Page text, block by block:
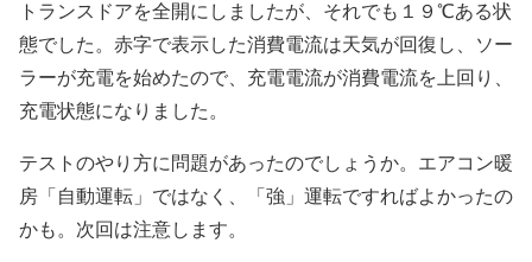
トランスドアを全開にしましたが、それでも１９℃ある状
態でした。赤字で表示した消費電流は天気が回復し、ソー
ラーが充電を始めたので、充電電流が消費電流を上回り、
充電状態になりました。
テストのやり方に問題があったのでしょうか。エアコン暖
房「自動運転」ではなく、「強」運転ですればよかったの
かも。次回は注意します。